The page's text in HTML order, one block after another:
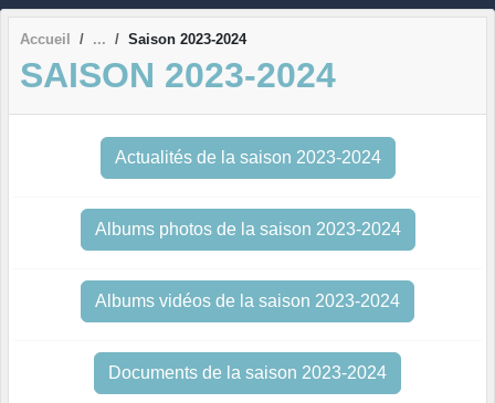
Accueil Saison 2023-2024
SAISON 2023-2024
Actualités de la saison 2023-2024
Albums photos de la saison 2023-2024
Albums vidéos de la saison 2023-2024
Documents de la saison 2023-2024